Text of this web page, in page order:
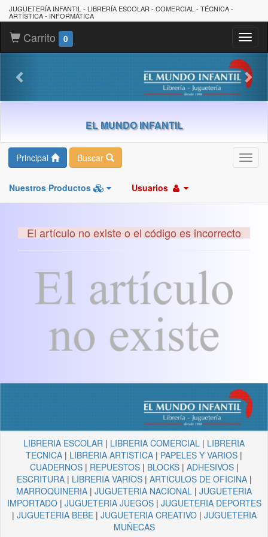
JUGUETERÍA INFANTIL - LIBRERÍA ESCOLAR - COMERCIAL - TÉCNICA -
ARTÍSTICA - INFORMÁTICA
Carrito 0
EL MUNDO INFANTIL
Principal Buscar
Nuestros Productos Usuarios
El artículo no existe o el código es incorrecto
LIBRERIA ESCOLAR | LIBRERIA COMERCIAL | LIBRERIA
TECNICA | LIBRERIA ARTISTICA | PAPELES Y VARIOS |
CUADERNOS| REPUESTOS| BLOCKS| ADHESIVOS|
ESCRITURA| LIBRERIA VARIOS| ARTICULOS DE OFICINA|
MARROQUINERIA | JUGUETERIA NACIONAL | JUGUETERIA
IMPORTADO| JUGUETERIA JUEGOS| JUGUETERIA DEPORTES
| JUGUETERIA BEBE| JUGUETERIA CREATIVO| JUGUETERIA
MUÑECAS